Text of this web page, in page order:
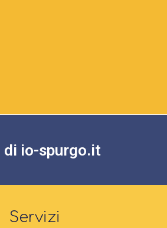
di io-spurgo.it
Servizi